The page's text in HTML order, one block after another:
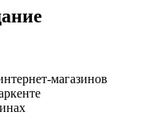
магазинов